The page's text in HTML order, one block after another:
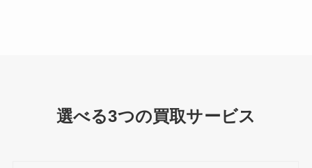
選べる3つの買取サービス